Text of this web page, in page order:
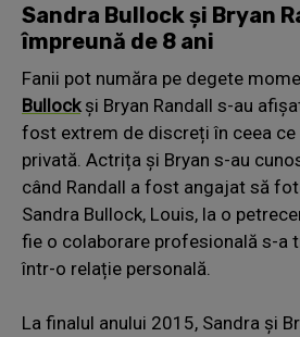
Sandra Bullock și Bryan
împreună de 8 ani
Fanii pot număra pe degete
Bullockși Bryan Randall s-au
fost extrem de discreți în ceea
privată. Actrița și Bryan s-au
când Randall a fost angajat să
Sandra Bullock, Louis, la o
fie o colaborare profesională s-a
într-o relație personală.
La finalul anului 2015, Sandra și